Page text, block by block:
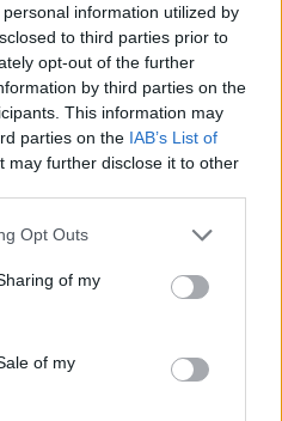
information utilized by
to third parties prior to
opt-out of the further
by third parties on the
This information may
parties on the IAB’s List of
may further disclose it to other
uses one or more Google
behaviour. You may click to
and its third-party tags to
purposes in below Google
Opt Outs
of my
of my